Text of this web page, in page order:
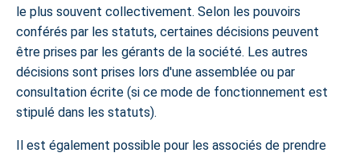
le plus souvent collectivement. Selon les pouvoirs
conférés par les statuts, certaines décisions peuvent
être prises par les gérants de la société. Les autres
décisions sont prises lors d'une assemblée ou par
consultation écrite (si ce mode de fonctionnement est
stipulé dans les statuts).
Il est également possible pour les associés de prendre